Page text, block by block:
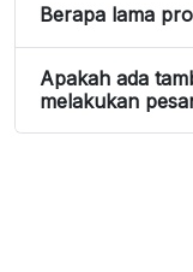
Berapa lama
Apakah ada
melakukan